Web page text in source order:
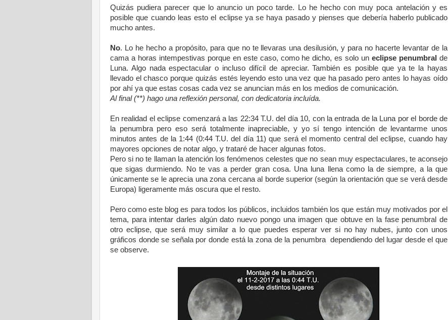
Quizás pudiera parecer que lo anuncio un poco tarde. Lo he hecho con muy poca antelación y es
posible que cuando leas esto el eclipse ya se haya pasado y pienses que debería haberlo publicado
mucho antes.
No. Lo he hecho a propósito, para que no te llevaras una desilusión, y para no hacerte levantar de la
cama a horas intempestivas porque en este caso, como he dicho, es solo uneclipse penumbral de
Luna. Algo nada espectacular o incluso difícil de apreciar. También es posible que ya te la hayas
llevado el chasco porque quizás estés leyendo esto una vez que ha pasado pero antes lo hayas oído
por ahí ya que estas cosas cada vez se anuncian más en los medios de comunicación.
Al final (**) hago una reflexión personal, con dedicatoria incluída.
En realidad el eclipse comenzará a las 22:34 T.U. del día 10, con la entrada de la Luna por el borde de
la penumbra pero eso será totalmente inapreciable, y yo sí tengo intención de levantarme unos
minutos antes de la 1:44 (0:44 T.U. del día 11) que será el momento central del eclipse, cuando hay
mayores opciones de notar algo, y trataré de hacer algunas fotos.
Pero si no te llaman la atención los fenómenos celestes que no sean muy espectaculares, te aconsejo
que sigas durmiendo. No te vas a perder gran cosa. Una luna llena como la de siempre, a la que
únicamente se le aprecia una zona cercana al borde superior (según la orientación que se verá desde
Europa) ligeramente más oscura que el resto.
Pero como este blog es para todos los públicos, incluidos también los que están muy motivados por el
tema, para intentar darles algún dato nuevo pongo una imagen que obtuve en la fase penumbral de
otro eclipse, que será muy similar a lo que puedes esperar ver si no hay nubes, junto con unos
gráficos donde se señala por donde está la zona de la penumbra dependiendo del lugar desde el que
se observe.